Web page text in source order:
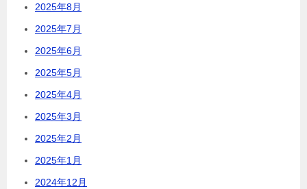
2025年8月
2025年7月
2025年6月
2025年5月
2025年4月
2025年3月
2025年2月
2025年1月
2024年12月